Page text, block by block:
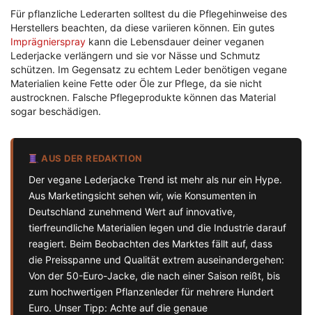
Für pflanzliche Lederarten solltest du die Pflegehinweise des
Herstellers beachten, da diese variieren können. Ein gutes
Imprägnierspray kann die Lebensdauer deiner veganen
Lederjacke verlängern und sie vor Nässe und Schmutz
schützen. Im Gegensatz zu echtem Leder benötigen vegane
Materialien keine Fette oder Öle zur Pflege, da sie nicht
austrocknen. Falsche Pflegeprodukte können das Material
sogar beschädigen.
AUS DER REDAKTION
Der vegane Lederjacke Trend ist mehr als nur ein Hype.
Aus Marketingsicht sehen wir, wie Konsumenten in
Deutschland zunehmend Wert auf innovative,
tierfreundliche Materialien legen und die Industrie darauf
reagiert. Beim Beobachten des Marktes fällt auf, dass
die Preisspanne und Qualität extrem auseinandergehen:
Von der 50-Euro-Jacke, die nach einer Saison reißt, bis
zum hochwertigen Pflanzenleder für mehrere Hundert
Euro. Unser Tipp: Achte auf die genaue